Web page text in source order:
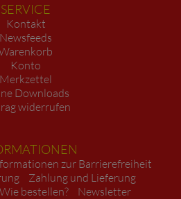
SERVICE
Kontakt
Newsfeeds
Konto
Merkzettel
Downloads
widerrufen
zur Barrierefreiheit
Zahlung und Lieferung
Wie bestellen? Newsletter